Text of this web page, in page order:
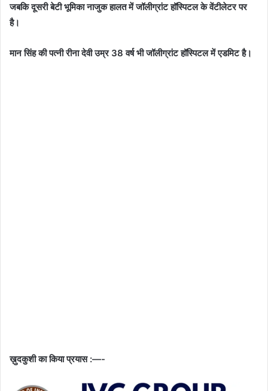
जबकि दूसरी बेटी भूमिका नाजुक हालत में जॉलीग्रांट हॉस्पिटल के वेंटीलेटर पर
है।
मान सिंह की पत्नी रीना देवी उम्र 38 वर्ष भी जॉलीग्रांट हॉस्पिटल में एडमिट है।
ख़ुदकुशी का किया प्रयास :—-